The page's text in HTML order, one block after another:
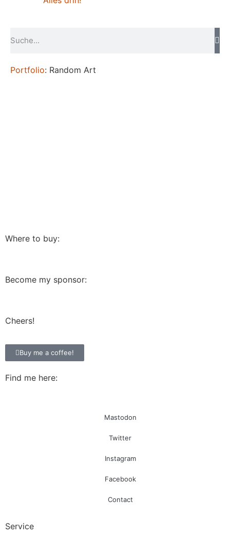
Portfolio: Random Art
Where to buy:
Become my sponsor:
Cheers!
Buy me a coffee!
Find me here:
Mastodon
Twitter
Instagram
Facebook
Contact
Service